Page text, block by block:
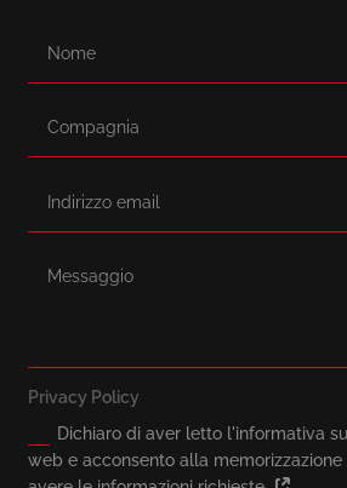
Privacy Policy
Dichiaro di aver letto l'informativa
web e acconsento alla